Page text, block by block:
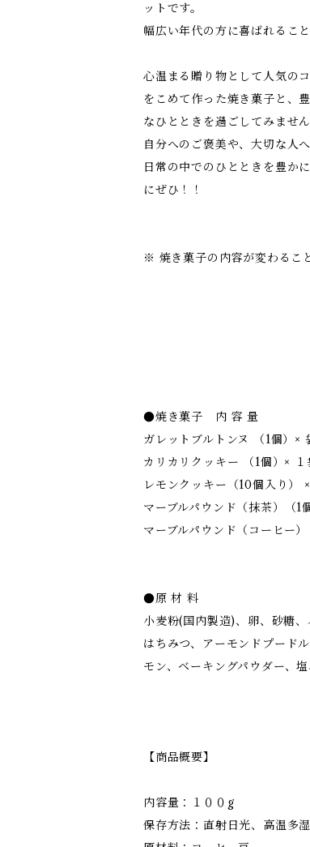
ットです。
幅広い年代の方に喜ばれるこ
心温まる贈り物として人気の
をこめて作った焼き菓子と、
なひとときを過ごしてみませ
自分へのご褒美や、大切な人
日常の中でのひとときを豊か
にぜひ！！
※ 焼き菓子の内容が変わるこ
●焼き菓子 内 容 量
ガレットブルトンヌ （1個）×
カリカリクッキー （1個）× １
レモンクッキー（10個入り）
マーブルパウンド（抹茶）（1
マーブルパウンド（コーヒー
●原 材 料
小麦粉(国内製造)、卵、砂糖
はちみつ、アーモンドプード
モン、ベーキングパウダー、
【商品概要】
内容量：１００g
保存方法：直射日光、高温多